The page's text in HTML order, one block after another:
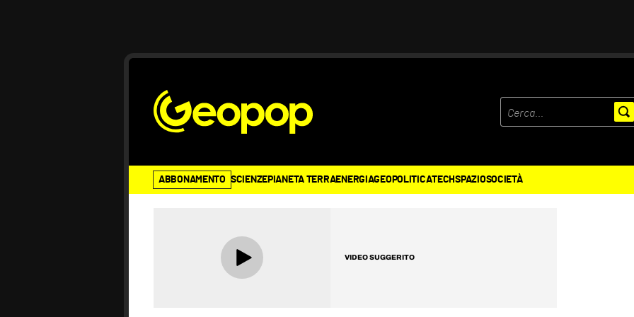
ABBONAMENTO SCIENZEPIANETA TERRAENERGIAGEOPOLITICATECHSPAZIOSOCIETÀ
VIDEO SUGGERITO